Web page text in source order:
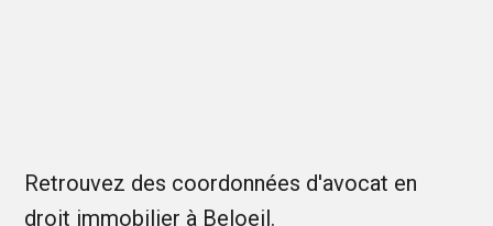
Retrouvez des coordonnées d'avocat en
droit immobilier à Beloeil.